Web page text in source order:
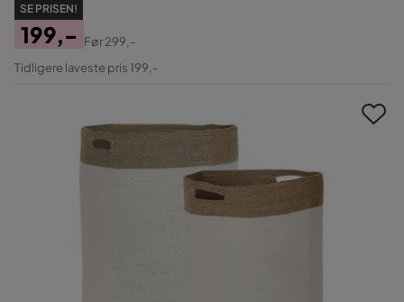
SE PRISEN!
Pris
199,-
Original
Før299,-
Tidligere laveste pris 199,-